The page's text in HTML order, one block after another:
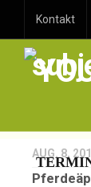
Kontakt
AUG. 8,